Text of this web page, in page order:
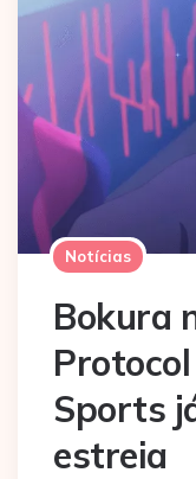
Notícias
Bokura
Sports
estreia